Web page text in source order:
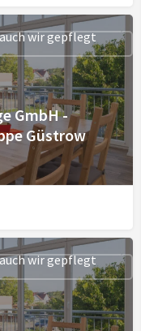
GmbH -
Güstrow
wir gepflegt
wir gepflegt